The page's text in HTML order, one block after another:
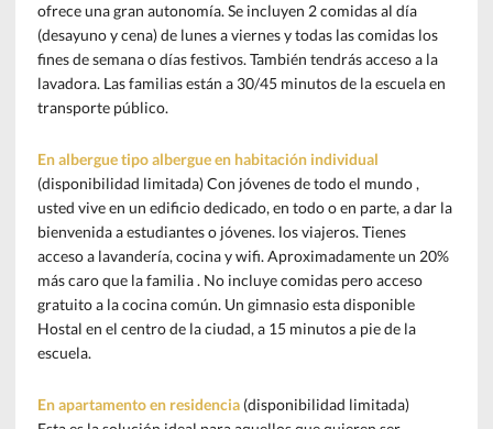
ofrece una gran autonomía. Se incluyen 2 comidas al día
(desayuno y cena) de lunes a viernes y todas las comidas los
fines de semana o días festivos. También tendrás acceso a la
lavadora. Las familias están a 30/45 minutos de la escuela en
transporte público.
En albergue tipo albergue en habitación individual
(disponibilidad limitada) Con jóvenes de todo el mundo ,
usted vive en un edificio dedicado, en todo o en parte, a dar la
bienvenida a estudiantes o jóvenes. los viajeros. Tienes
acceso a lavandería, cocina y wifi. Aproximadamente un 20%
más caro que la familia . No incluye comidas pero acceso
gratuito a la cocina común. Un gimnasio esta disponible
Hostal en el centro de la ciudad, a 15 minutos a pie de la
escuela.
En apartamento en residencia (disponibilidad limitada)